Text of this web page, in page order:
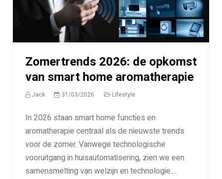
Zomertrends 2026: de opkomst
van smart home aromatherapie
Jack 31/03/2026 Lifestyle
In 2026 staan smart home functies en
aromatherapie centraal als de nieuwste trends
voor de zomer. Vanwege technologische
vooruitgang in huisautomatisering, zien we een
samensmelting van welzijn en technologie....